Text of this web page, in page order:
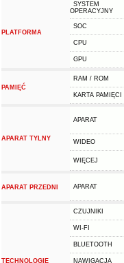
PLATFORMA
SYSTEM
OPERACYJNY
SOC
CPU
GPU
PAMIĘĆ
RAM / ROM
KARTA PAMIĘCI
APARAT TYLNY
APARAT
WIDEO
WIĘCEJ
APARAT PRZEDNI APARAT
TECHNOLOGIE
CZUJNIKI
WI-FI
BLUETOOTH
NAWIGACJA